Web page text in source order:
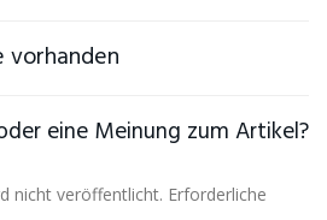
vorhanden
eine Meinung zum Artikel?
nicht veröffentlicht. Erforderliche